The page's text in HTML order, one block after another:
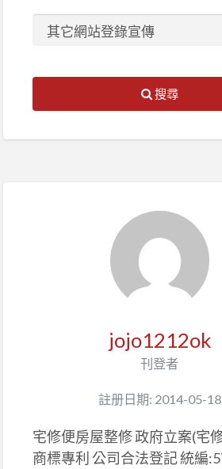
搜尋
jojo1212ok
刊登者
註册日期: 2014-05-18
宅修便房屋整修 政府立案(宅
商標專利 公司合法登記 統編